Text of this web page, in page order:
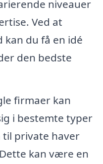
niveauer
Ved at
kan du få en idé
den bedste
firmaer kan
i bestemte typer
private haver
kan være en